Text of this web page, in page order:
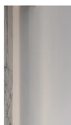
Bella Halılar:
Mekânlara
Bella halılar, çeşitli
estetik ve
ipuçlarıyla uzun
Dekoratif Mavi
Ev dekorasyonunda